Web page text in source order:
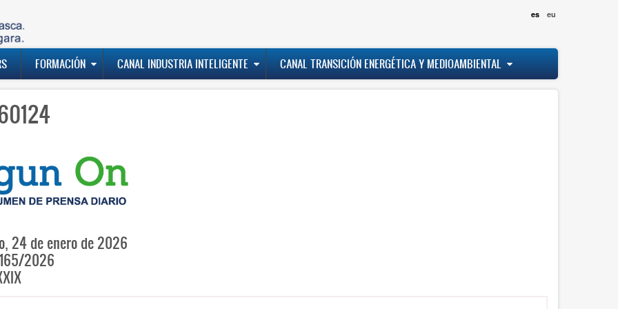
es eu
FORMACIÓN CANAL INDUSTRIA INTELIGENTE CANAL TRANSICIÓN ENERGÉTICA Y MEDIOAMBIENTAL
24 de enero de 2026
2026